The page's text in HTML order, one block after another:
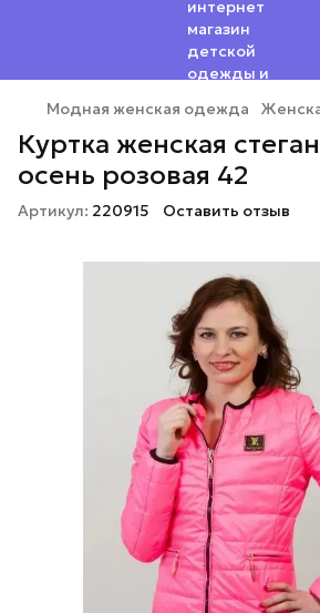
Модная женская одежда
Куртка женская
осень розовая 42
Артикул: 220915 Оставить отзыв